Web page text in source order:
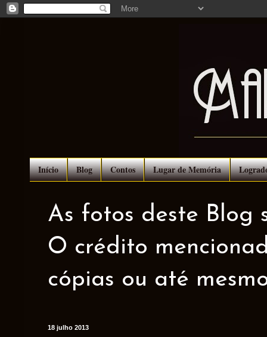
Início Blog Contos Lugar de Memória
As fotos deste Blog
O crédito
cópias ou até
18 julho 2013